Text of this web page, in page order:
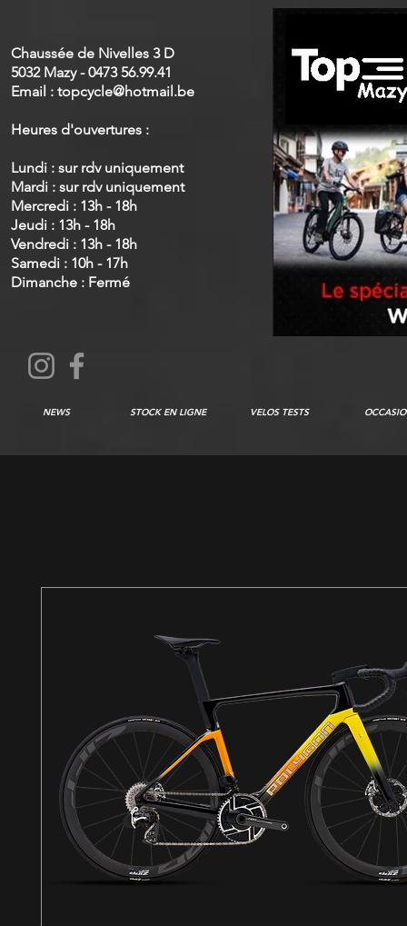
Chaussée de Nivelles 3 D
5032 Mazy - 0473 56.99.41
Email : topcycle@hotmail.be
Heures d'ouvertures :
Lundi : sur rdv uniquement
Mardi : sur rdv uniquement
Mercredi : 13h - 18h
Jeudi : 13h - 18h
Vendredi : 13h - 18h
Samedi : 10h - 17h
Dimanche : Fermé
NEWS STOCK EN LIGNE VELOS TESTS